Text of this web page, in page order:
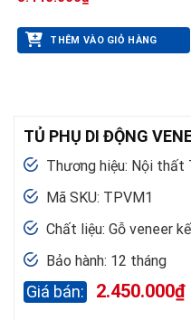
THÊM VÀO GIỎ HÀNG
TỦ PHỤ DI ĐỘNG
Thương hiệu: Nội thất
Mã SKU: TPVM1
Chất liệu: Gỗ veneer
Bảo hành: 12 tháng
2.450.000₫